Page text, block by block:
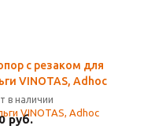
с резаком для
VINOTAS, Adhoc
в наличии
руб.